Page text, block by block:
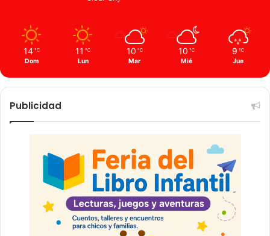
14 ℃
Dom
11 ℃
Lun
10 ℃
Mar
10 ℃
Mié
9 ℃
Jue
Publicidad